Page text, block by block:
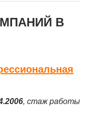
В
, стаж работы